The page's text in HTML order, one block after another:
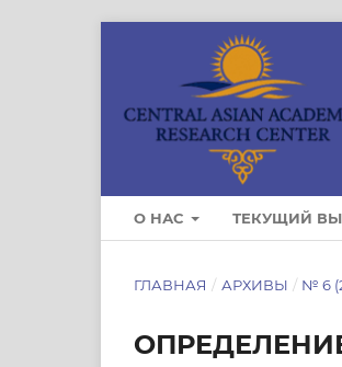
О НАС ТЕКУЩИЙ
ГЛАВНАЯ / АРХИВЫ / № 6